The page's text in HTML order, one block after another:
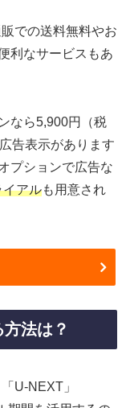
での送料無料やお
利なサービスもあ
なら5,900円（税
告表示があります
プションで広告な
イアルも用意され
法は？
U-NEXT」